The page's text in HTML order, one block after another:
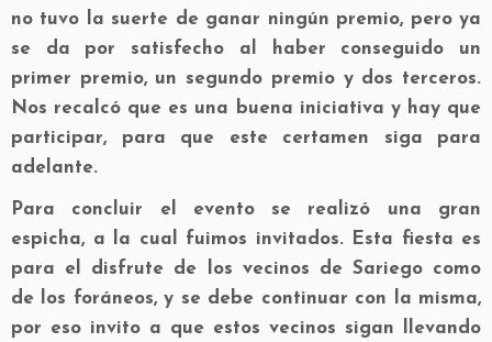
no tuvo la suerte de ganar ningún premio, pero ya
se da por satisfecho al haber conseguido un
primer premio, un segundo premio y dos terceros.
Nos recalcó que es una buena iniciativa y hay que
participar, para que este certamen siga para
adelante.
Para concluir el evento se realizó una gran
espicha, a la cual fuimos invitados. Esta fiesta es
para el disfrute de los vecinos de Sariego como
de los foráneos, y se debe continuar con la misma,
por eso invito a que estos vecinos sigan llevando